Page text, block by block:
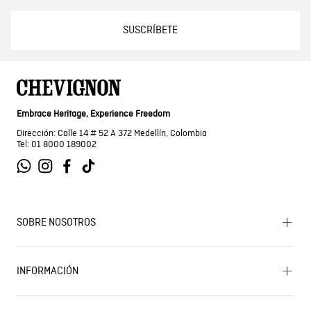
SUSCRÍBETE
Embrace Heritage, Experience Freedom
Dirección: Calle 14 # 52 A 372 Medellín, Colombia
Tel: 01 8000 189002
SOBRE NOSOTROS
Encuentra tu tienda
Historia de la marca
Mapa del sitio
INFORMACIÓN
Términos y condiciones